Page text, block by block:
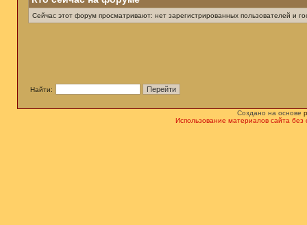
Сейчас этот форум просматривают: нет зарегистрированных пользователей и
Найти:
Создано на основе
Использование материалов сайта